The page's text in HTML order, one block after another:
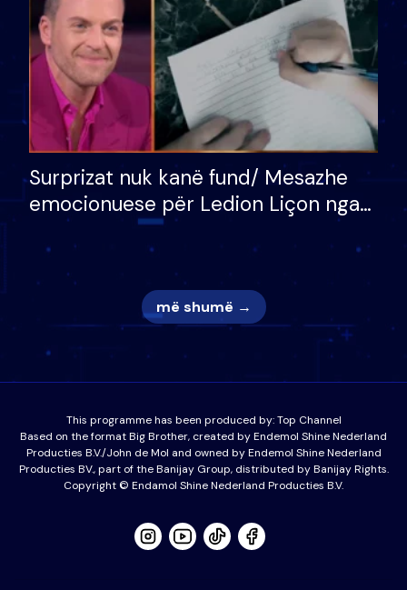
Surprizat nuk kanë fund/ Mesazhe
emocionuese për Ledion Liçon nga
nëna dhe fëmijët e tij, moderatori
nuk i mban dot lotët: Nuk meritoj…
më shumë →
This programme has been produced by:Top Channel
Based on the format Big Brother, created by Endemol Shine Nederland
Producties B.V./John de Mol and owned by Endemol Shine Nederland
Producties BV., part of the Banijay Group, distributed by Banijay Rights.
Copyright © Endamol Shine Nederland Producties B.V.